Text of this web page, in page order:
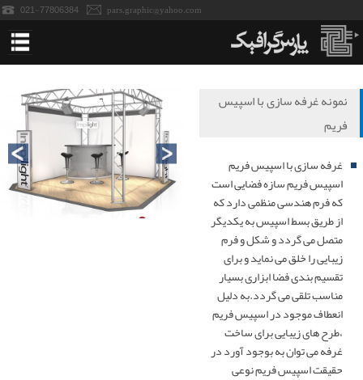
021-77806384 pars.graphic@yahoo.com
استندهای نمایشگاه
پاپ آپ نمایشگاه
پانل نمایشگاه
میز کانتر نمایشگاه
میزکانتر تاجدار-سمپلینگ
رول آپ نمایشگاه
نمونه غرفه سازی با اسپیس
فریم
غرفه سازی با اسپیس فریم
اسپیس فریم سازه فضایی است
که فرم هندسی منظمی دارد که
از طریق بسط اسپیس به یکدیگر
متصل می گردد و شکل و فرم
زیبایی را خلق می نماید و برای
تقسیم بندی فضا ابزاری بسیار
مناسب تلقی می گردد.به دلیل
انعطاف موجود در اسپیس فریم
،طرح های زیبایی برای ساخت
غرفه می توان به بوجود آورد در
حقیقت اسپیس فریم نوعی